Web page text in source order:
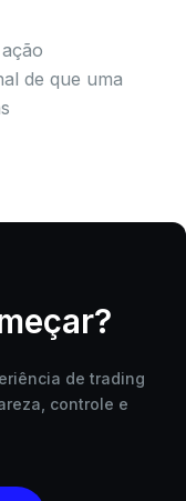
de que uma
de trading
controle e